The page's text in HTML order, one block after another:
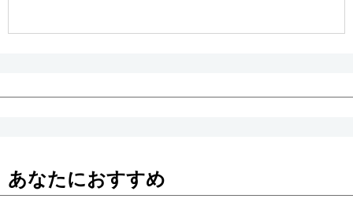
あなたにおすすめ